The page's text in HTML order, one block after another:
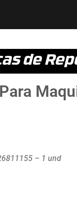
de
– 1 und